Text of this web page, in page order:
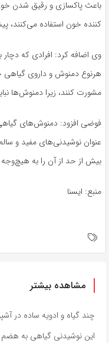
باعث پاکسازی و رقیق شدن
کنندە خون استفادە می‌کنند،
وی اضافە کرد: افرادی کە
هرنوع دمنوش و داروی گیاهی
مشورت کنند، زیرا دمنوش‌ها
فوضی افزود: دمنوش‌های
عنوان نوشیدنی‌های مفید و
بیش از حد از آن را بە
منبع: ایسنا
مشاهده بیشتر
چند گیاه و ادویه ساده در
این نوشیدنی گیاهی به